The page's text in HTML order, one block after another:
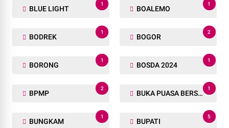
BLUE LIGHT
1
BOALEMO
1
BODREK
1
BOGOR
2
BORONG
1
BOSDA 2024
1
BPMP
2
BUKA PUASA BERSAMA
1
BUNGKAM
1
BUPATI
5